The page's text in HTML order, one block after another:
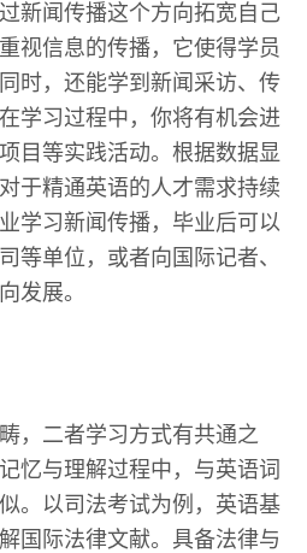
新闻传播这个方向拓宽自己
视信息的传播，它使得学员
时，还能学到新闻采访、传
学习过程中，你将有机会进
目等实践活动。根据数据显
于精通英语的人才需求持续
学习新闻传播，毕业后可以
等单位，或者向国际记者、
发展。
，二者学习方式有共通之
忆与理解过程中，与英语词
。以司法考试为例，英语基
国际法律文献。具备法律与